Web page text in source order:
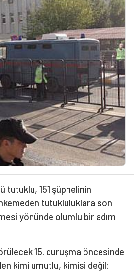
tutuklu, 151 şüphelinin
tutukluluklara son
yönünde olumlu bir adım
15. duruşma öncesinde
kimi umutlu, kimisi değil: